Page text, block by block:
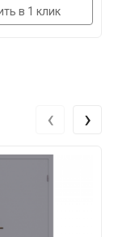
в 1 клик
‹ ›